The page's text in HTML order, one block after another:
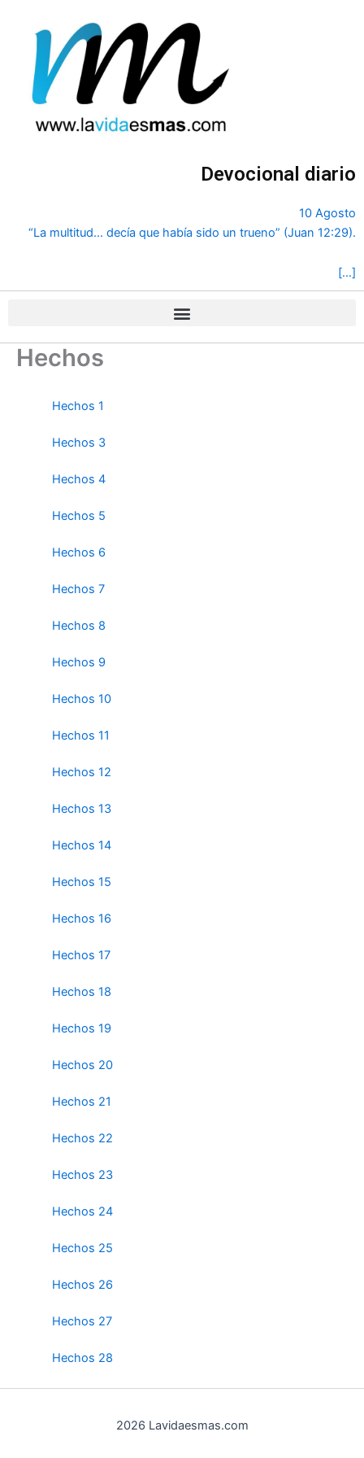
contenido
Devocional diario
10 Agosto
“La multitud... decía que había sido un trueno” (Juan 12:29).
[…]
Hechos
Hechos 1
Hechos 3
Hechos 4
Hechos 5
Hechos 6
Hechos 7
Hechos 8
Hechos 9
Hechos 10
Hechos 11
Hechos 12
Hechos 13
Hechos 14
Hechos 15
Hechos 16
Hechos 17
Hechos 18
Hechos 19
Hechos 20
Hechos 21
Hechos 22
Hechos 23
Hechos 24
Hechos 25
Hechos 26
Hechos 27
Hechos 28
2026 Lavidaesmas.com